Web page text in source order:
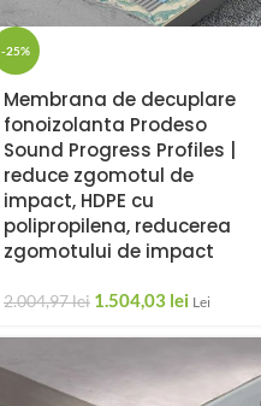
-25%
Membrana de decuplare
fonoizolanta Prodeso
Sound Progress Profiles |
reduce zgomotul de
impact, HDPE cu
polipropilena, reducerea
zgomotului de impact
2.004,97lei 1.504,03 lei Lei